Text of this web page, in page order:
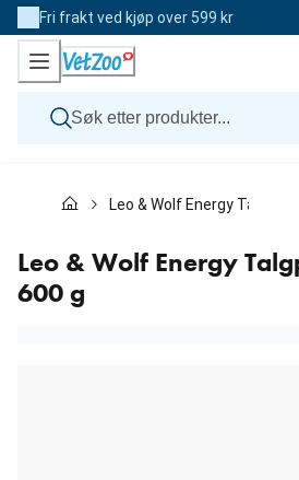
Skip
to
Content
Fri frakt ved kjøp over 599 kr
Katt
Andre dyr
Merker
Nyheter
Leo & Wolf Energy
Leo & Wolf Energy
600 g